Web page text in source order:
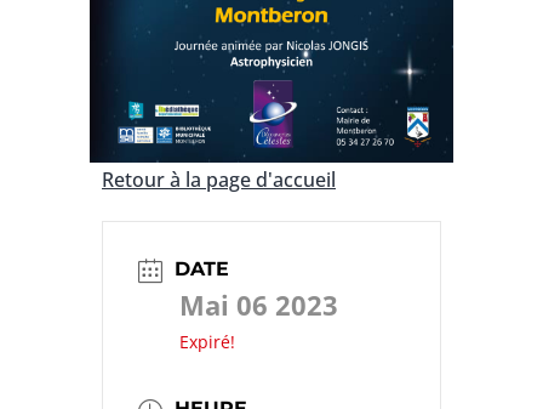
Retour à la page d'accueil
DATE
Mai 06 2023
Expiré!